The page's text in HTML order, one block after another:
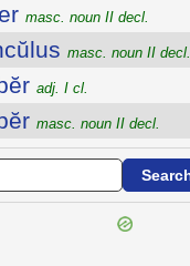
masc. noun II decl.
masc. noun II decl.
adj. I cl.
masc. noun II decl.